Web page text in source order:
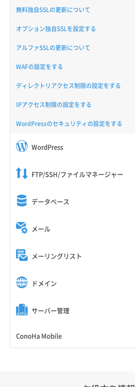
無料独自SSLの更新について
オプション独自SSLを設定する
アルファSSLの更新について
WAFの設定をする
ディレクトリアクセス制限の設定をする
IPアクセス制限の設定をする
WordPressのセキュリティの設定をする
WordPress
FTP/SSH/ファイルマネージャー
データベース
メール
メーリングリスト
ドメイン
サーバー管理
ConoHa Mobile